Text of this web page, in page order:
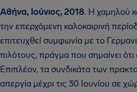
Αθήνα, Ιούνιος, 2018. Η χαμηλού
την επερχόμενη καλοκαιρινή
επιτευχθεί συμφωνία με το
πιλότους, πράγμα που σημαίνει
Επιπλέον, τα συνδικάτα των
απεργία μέχρι τις 30 Ιουνίου σε